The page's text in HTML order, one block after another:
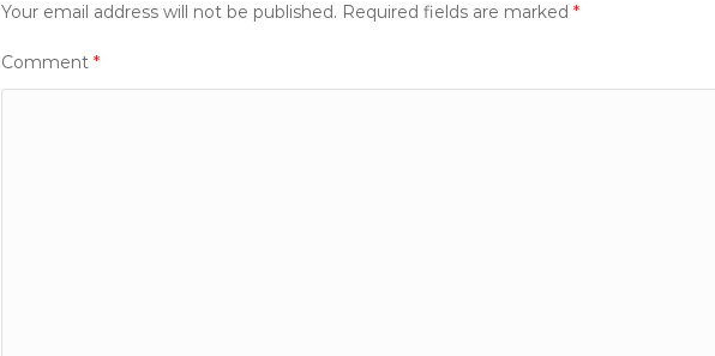
Your email address will not be published. Required fields are marked *
Comment *